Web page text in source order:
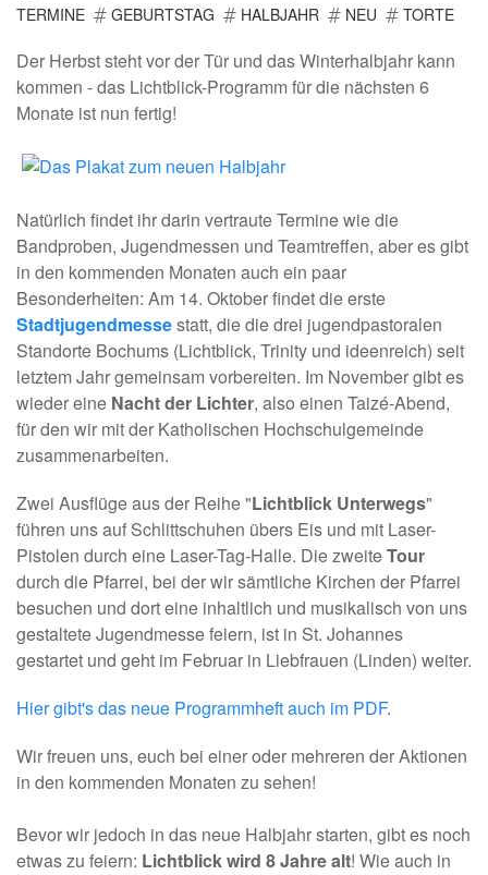
TERMINE
GEBURTSTAG HALBJAHR NEU TORTE
Der Herbst steht vor der Tür und das Winterhalbjahr kann
kommen - das Lichtblick-Programm für die nächsten 6
Monate ist nun fertig!
Natürlich findet ihr darin vertraute Termine wie die
Bandproben, Jugendmessen und Teamtreffen, aber es gibt
in den kommenden Monaten auch ein paar
Besonderheiten: Am 14. Oktober findet die erste
Stadtjugendmessestatt, die die drei jugendpastoralen
Standorte Bochums (Lichtblick, Trinity und ideenreich) seit
letztem Jahr gemeinsam vorbereiten. Im November gibt es
wieder eine Nacht der Lichter, also einen Taizé-Abend,
für den wir mit der Katholischen Hochschulgemeinde
zusammenarbeiten.
Zwei Ausflüge aus der Reihe "Lichtblick Unterwegs"
führen uns auf Schlittschuhen übers Eis und mit Laser-
Pistolen durch eine Laser-Tag-Halle. Die zweiteTour
durch die Pfarrei, bei der wir sämtliche Kirchen der Pfarrei
besuchen und dort eine inhaltlich und musikalisch von uns
gestaltete Jugendmesse feiern, ist in St. Johannes
gestartet und geht im Februar in Liebfrauen (Linden) weiter.
Hier gibt's das neue Programmheft auch im PDF.
Wir freuen uns, euch bei einer oder mehreren der Aktionen
in den kommenden Monaten zu sehen!
Bevor wir jedoch in das neue Halbjahr starten, gibt es noch
etwas zu feiern: Lichtblick wird 8 Jahre alt! Wie auch in